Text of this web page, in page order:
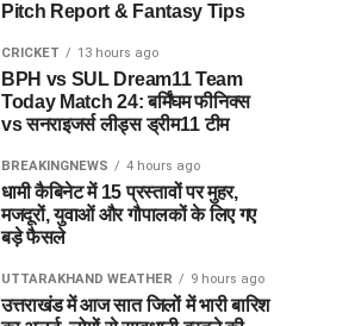
Pitch Report & Fantasy Tips
CRICKET 13 hours ago
BPH vs SUL Dream11 Team
Today Match 24: बर्मिंघम फीनिक्स
vs सनराइजर्स लीड्स ड्रीम11 टीम
BREAKINGNEWS 4 hours ago
धामी कैबिनेट में 15 प्रस्तावों पर मुहर,
मजदूरों, युवाओं और गौपालकों के लिए गए
बड़े फैसले
UTTARAKHAND WEATHER 9 hours ago
उत्तराखंड में आज सात जिलों में भारी बारिश